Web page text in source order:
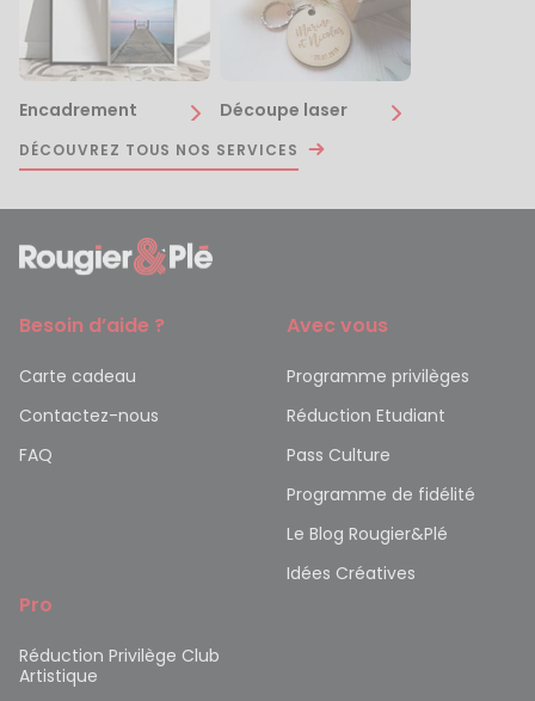
Encadrement Découpe laser
DÉCOUVREZ TOUS NOS SERVICES
Besoin d’aide ?
Carte cadeau
Contactez-nous
FAQ
Avec vous
Programme privilèges
Réduction Etudiant
Pass Culture
Programme de fidélité
Le Blog Rougier&Plé
Idées Créatives
Pro
Réduction Privilège Club
Artistique